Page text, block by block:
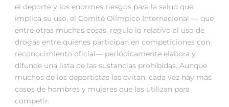
el deporte y los enormes riesgos para la salud que
implica su uso, el Comité Olímpico Internacional — que
entre otras muchas cosas, regula lo relativo al uso de
drogas entre quienes participan en competiciones con
reconocimiento oficial— periódicamente elabora y
difunde una lista de las sustancias prohibidas. Aunque
muchos de los deportistas las evitan, cada vez hay más
casos de hombres y mujeres que las utilizan para
competir.